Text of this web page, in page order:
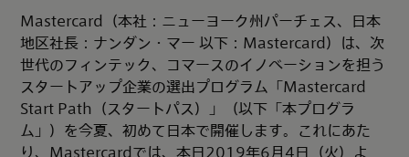
Mastercard（本社：ニューヨーク州パーチェス、日本
地区社長：ナンダン・マー 以下：Mastercard）は、次
世代のフィンテック、コマースのイノベーションを担う
スタートアップ企業の選出プログラム「Mastercard
Start Path（スタートパス）」（以下「本プログラ
ム」）を今夏、初めて日本で開催します。これにあた
り、Mastercardでは、本日2019年6月4日（火）よ